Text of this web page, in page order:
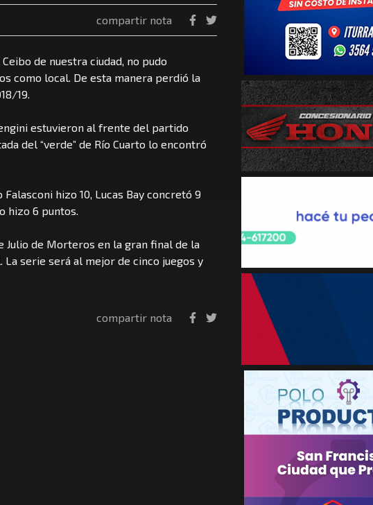
compartir nota
de nuestra ciudad, no pudo
como local. De esta manera perdió la
19.
estuvieron al frente del partido
del “verde” de Río Cuarto lo encontró
hizo 10, Lucas Bay concretó 9
hizo 6 puntos.
Julio de Morteros en la gran final de la
La serie será al mejor de cinco juegos y
compartir nota